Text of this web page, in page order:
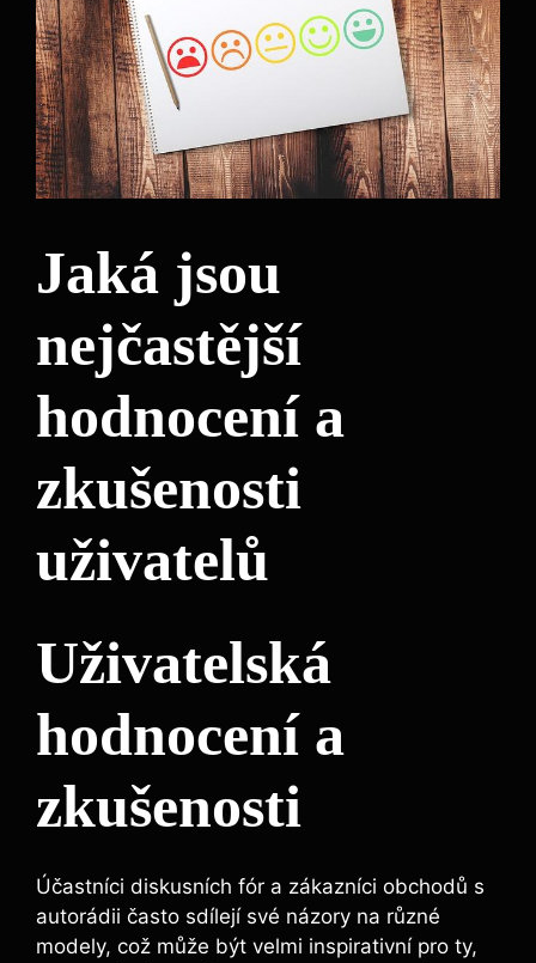
Jaká jsou
nejčastější
hodnocení a
zkušenosti
uživatelů
Uživatelská
hodnocení a
zkušenosti
Účastníci diskusních fór a zákazníci obchodů s
autorádii často sdílejí své názory na různé
modely, což může být velmi inspirativní pro ty,